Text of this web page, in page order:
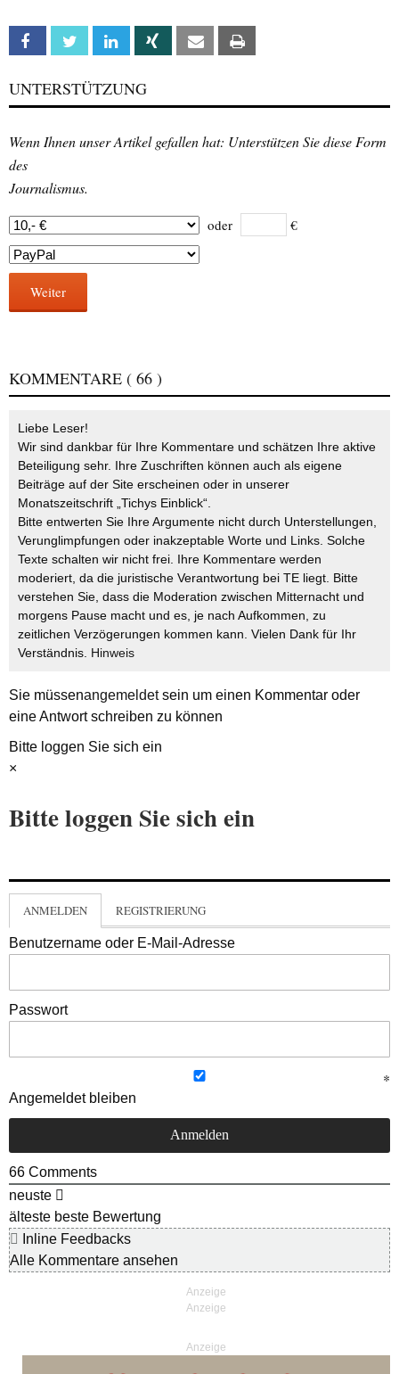
Facebook Twitter Linkedin Xing Email
UNTERSTÜTZUNG
Wenn Ihnen unser Artikel gefallen hat: Unterstützen Sie diese Form
des
Journalismus.
oder €
Weiter
KOMMENTARE ( 66 )
Liebe Leser!
Wir sind dankbar für Ihre Kommentare und schätzen Ihre aktive
Beteiligung sehr. Ihre Zuschriften können auch als eigene
Beiträge auf der Site erscheinen oder in unserer
Monatszeitschrift „Tichys Einblick“.
Bitte entwerten Sie Ihre Argumente nicht durch Unterstellungen,
Verunglimpfungen oder inakzeptable Worte und Links. Solche
Texte schalten wir nicht frei. Ihre Kommentare werden
moderiert, da die juristische Verantwortung bei TE liegt. Bitte
verstehen Sie, dass die Moderation zwischen Mitternacht und
morgens Pause macht und es, je nach Aufkommen, zu
zeitlichen Verzögerungen kommen kann. Vielen Dank für Ihr
Verständnis. Hinweis
Sie müssenangemeldetsein um einen Kommentar oder
eine Antwort schreiben zu können
Bitte loggen Sie sich ein
×
Bitte loggen Sie sich ein
ANMELDEN REGISTRIERUNG
Benutzername oder E-Mail-Adresse
Passwort
Angemeldet bleiben
66 Comments
neuste
älteste beste Bewertung
Inline Feedbacks
Alle Kommentare ansehen
Anzeige